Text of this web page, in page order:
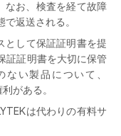
なお、検査を経て故障
返送される。
として保証証明書を提
証証明書を大切に保管
い製品について、
がある。
は代わりの有料サ